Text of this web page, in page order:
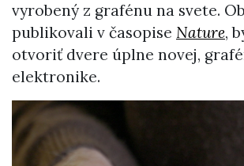
vyrobený z grafénu na svete.
publikovali v časopise Nature,
otvoriť dvere úplne novej,
elektronike.